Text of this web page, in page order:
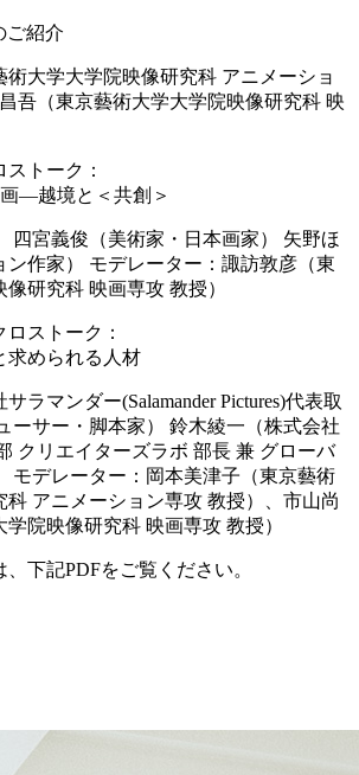
ご紹介
大学大学院映像研究科 アニメーショ
吾（東京藝術大学大学院映像研究科 映
トーク：
—越境と＜共創＞
四宮義俊（美術家・日本画家） 矢野ほ
ン作家） モデレーター：諏訪敦彦（東
研究科 映画専攻 教授）
ストーク：
求められる人材
ラマンダー(Salamander Pictures)代表取
ーサー・脚本家） 鈴木綾一（株式会社
クリエイターズラボ 部長 兼 グローバ
モデレーター：岡本美津子（東京藝術
科 アニメーション専攻 教授）、市山尚
院映像研究科 映画専攻 教授）
下記PDFをご覧ください。